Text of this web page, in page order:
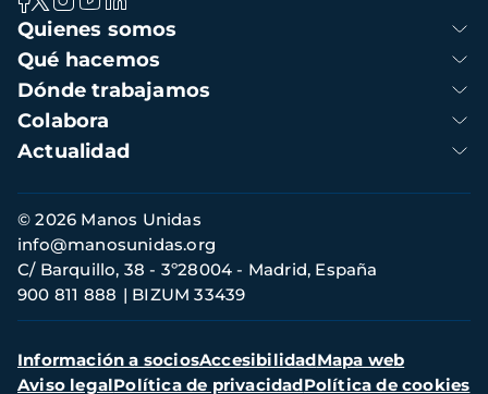
Navegación
principal
Quienes somos
Qué hacemos
Dónde trabajamos
Colabora
Actualidad
Información
de
contacto
© 2026 Manos Unidas
C/ Barquillo, 38 - 3º28004 - Madrid, España
900 811 888
BIZUM 33439
info@manosunidas.org
Menú
secundario
Información a sociosAccesibilidadMapa web
Aviso legalPolítica de privacidadPolítica de cookies